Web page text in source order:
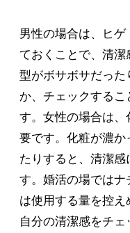
男性の場合は、ヒ
ておくことで、清
型がボサボサだっ
か、チェックするこ
す。女性の場合は
要です。化粧が濃
たりすると、清潔感
す。婚活の場では
は使用する量を控え
自分の清潔感をチェ